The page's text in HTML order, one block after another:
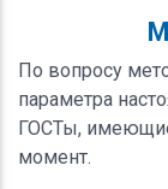
По вопросу
параметра
ГОСТы,
момент.